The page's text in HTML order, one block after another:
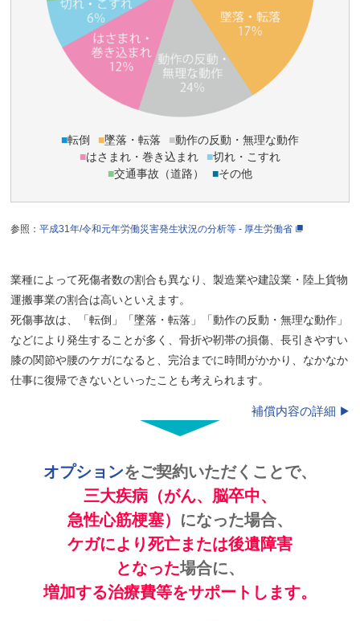
■転倒 ■墜落・転落 ■動作の反動・無理な動作
■はさまれ・巻き込まれ ■切れ・こすれ
■交通事故（道路） ■その他
参照：平成31年/令和元年労働災害発生状況の分析等 - 厚生労働省
業種によって死傷者数の割合も異なり、製造業や建設業・陸上貨物
運搬事業の割合は高いといえます。
死傷事故は、「転倒」「墜落・転落」「動作の反動・無理な動作」
などにより発生することが多く、骨折や靭帯の損傷、長引きやすい
膝の関節や腰のケガになると、完治までに時間がかかり、なかなか
仕事に復帰できないといったことも考えられます。
補償内容の詳細
オプションをご契約いただくことで、
三大疾病（がん、脳卒中、
急性心筋梗塞） になった場合、
ケガにより死亡または後遺障害
となった場合に、
増加する治療費等をサポートします。